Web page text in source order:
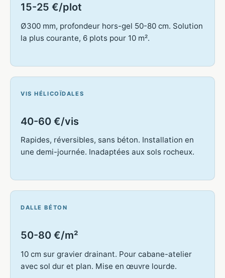
15-25 €/plot
Ø300 mm, profondeur hors-gel 50-80 cm. Solution
la plus courante, 6 plots pour 10 m².
VIS HÉLICOÏDALES
40-60 €/vis
Rapides, réversibles, sans béton. Installation en
une demi-journée. Inadaptées aux sols rocheux.
DALLE BÉTON
50-80 €/m²
10 cm sur gravier drainant. Pour cabane-atelier
avec sol dur et plan. Mise en œuvre lourde.